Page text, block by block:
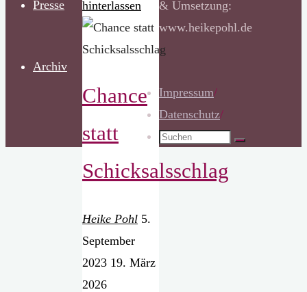
Presse
Archiv
hinterlassen
Chance
statt
Schicksalsschlag
Heike Pohl 5.
September
2023 19. März
2026
& Umsetzung:
www.heikepohl.de
Impressum/
Datenschutz/
Suchen
Suchen